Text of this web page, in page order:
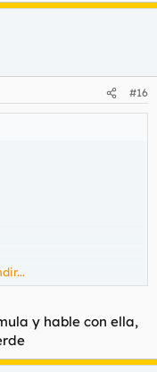
#16
y hable con ella,